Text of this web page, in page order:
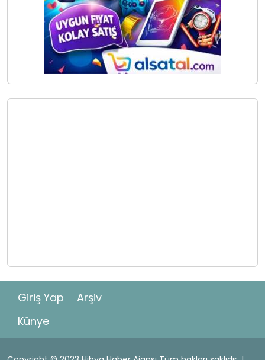
Giriş Yap
Arşiv
Künye